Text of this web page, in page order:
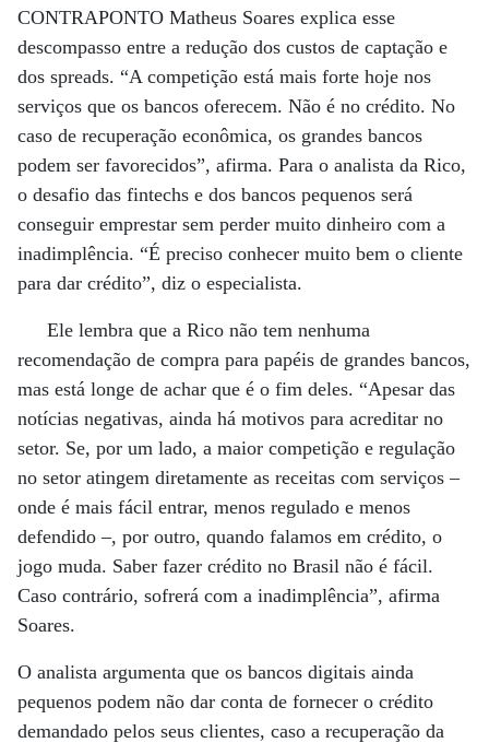
CONTRAPONTO Matheus Soares explica esse
descompasso entre a redução dos custos de captação e
dos spreads. “A competição está mais forte hoje nos
serviços que os bancos oferecem. Não é no crédito. No
caso de recuperação econômica, os grandes bancos
podem ser favorecidos”, afirma. Para o analista da Rico,
o desafio das fintechs e dos bancos pequenos será
conseguir emprestar sem perder muito dinheiro com a
inadimplência. “É preciso conhecer muito bem o cliente
para dar crédito”, diz o especialista.
Ele lembra que a Rico não tem nenhuma
recomendação de compra para papéis de grandes bancos,
mas está longe de achar que é o fim deles. “Apesar das
notícias negativas, ainda há motivos para acreditar no
setor. Se, por um lado, a maior competição e regulação
no setor atingem diretamente as receitas com serviços –
onde é mais fácil entrar, menos regulado e menos
defendido –, por outro, quando falamos em crédito, o
jogo muda. Saber fazer crédito no Brasil não é fácil.
Caso contrário, sofrerá com a inadimplência”, afirma
Soares.
O analista argumenta que os bancos digitais ainda
pequenos podem não dar conta de fornecer o crédito
demandado pelos seus clientes, caso a recuperação da